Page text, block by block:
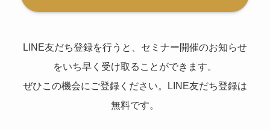
LINE友だち登録を行うと、セミナー開催のお知らせ
をいち早く受け取ることができます。
ぜひこの機会にご登録ください。LINE友だち登録は
無料です。